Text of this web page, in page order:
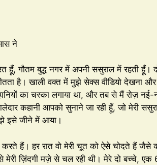
ने
हूँ, गौतम बुद्ध नगर में अपनी ससुराल में रहती हूँ।
है। खाली वक्त में मुझे सेक्स वीडियो देखना
का चस्का लगाया था, और तब से मैं रोज़
कहानी आपको सुनाने जा रही हूँ, जो मेरी
इसे जीने में आया।
करते हैं। हर रात वो मेरी चूत को ऐसे चोदते हैं
ज़िंदगी मज़े से चल रही थी। मेरे दो बच्चे,